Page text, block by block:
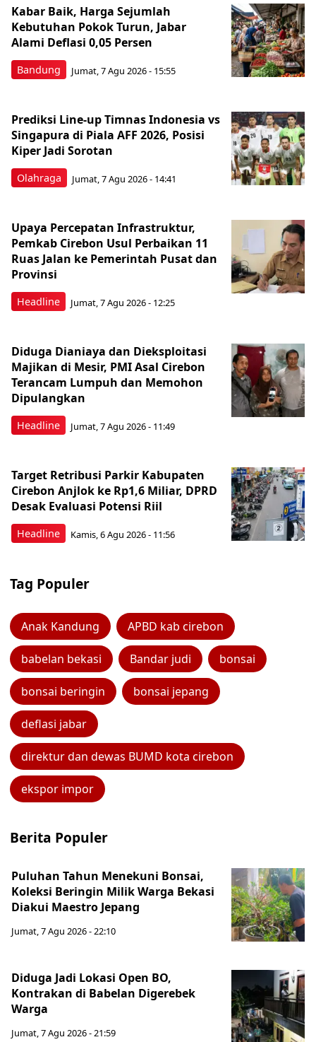
Bandung
Kabar Baik, Harga Sejumlah
Kebutuhan Pokok Turun, Jabar
Alami Deflasi 0,05 Persen
Jumat, 7 Agu 2026 - 15:55
Olahraga
Prediksi Line-up Timnas Indonesia vs
Singapura di Piala AFF 2026, Posisi
Kiper Jadi Sorotan
Jumat, 7 Agu 2026 - 14:41
Headline
Upaya Percepatan Infrastruktur,
Pemkab Cirebon Usul Perbaikan 11
Ruas Jalan ke Pemerintah Pusat dan
Provinsi
Jumat, 7 Agu 2026 - 12:25
Headline
Diduga Dianiaya dan Dieksploitasi
Majikan di Mesir, PMI Asal Cirebon
Terancam Lumpuh dan Memohon
Dipulangkan
Jumat, 7 Agu 2026 - 11:49
Headline
Target Retribusi Parkir Kabupaten
Cirebon Anjlok ke Rp1,6 Miliar, DPRD
Desak Evaluasi Potensi Riil
Kamis, 6 Agu 2026 - 11:56
Tag Populer
Anak Kandung APBD kab cirebon
babelan bekasi Bandar judi bonsai
bonsai beringin bonsai jepang
deflasi jabar
direktur dan dewas BUMD kota cirebon
ekspor impor
Berita Populer
Puluhan Tahun Menekuni Bonsai,
Koleksi Beringin Milik Warga Bekasi
Diakui Maestro Jepang
Jumat, 7 Agu 2026 - 22:10
Diduga Jadi Lokasi Open BO,
Kontrakan di Babelan Digerebek
Warga
Jumat, 7 Agu 2026 - 21:59